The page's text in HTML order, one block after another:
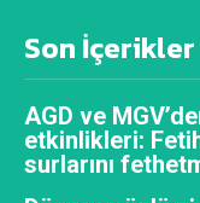
Son İçerikler
AGD ve
etkinlikleri:
surlarını